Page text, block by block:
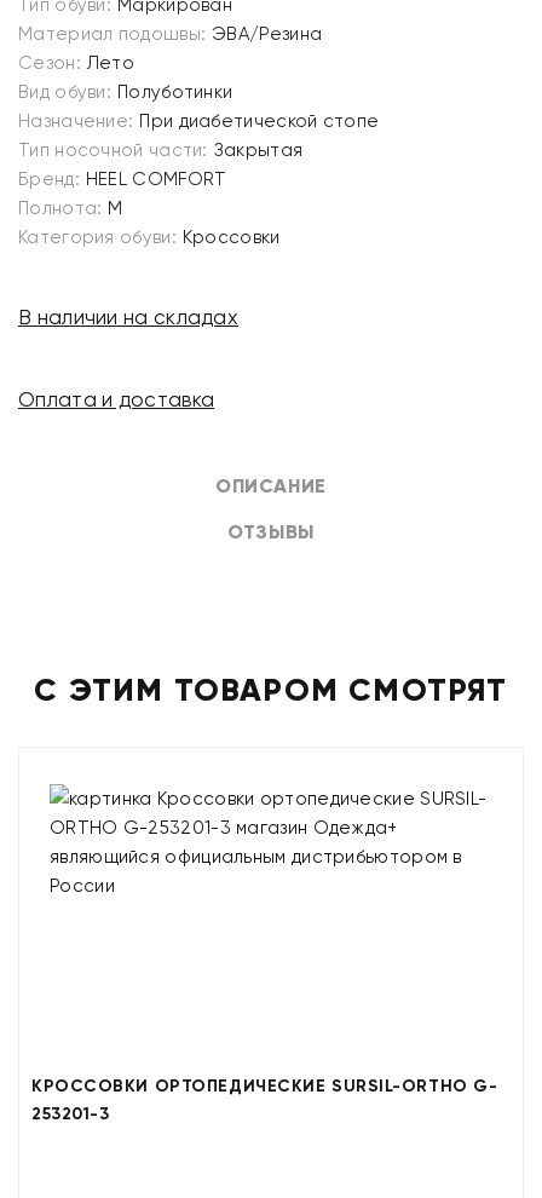
ОПИСАНИЕ
ОТЗЫВЫ
Тип обуви: Маркирован
Материал подошвы: ЭВА/Резина
Сезон: Лето
Вид обуви: Полуботинки
Назначение: При диабетической стопе
Тип носочной части: Закрытая
Бренд: HEEL COMFORT
Полнота: M
Категория обуви: Кроссовки
В наличии на складах
Оплата и доставка
С ЭТИМ ТОВАРОМ СМОТРЯТ
КРОССОВКИ ОРТОПЕДИЧЕСКИЕ SURSIL-ORTHO G-
253201-3